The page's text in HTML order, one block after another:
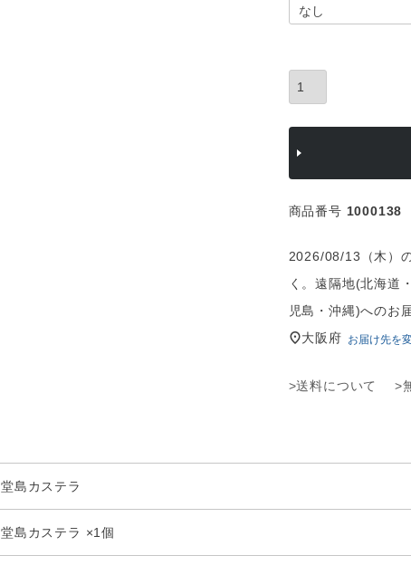
商品番号 1000138
2026/08/13（木）
く。遠隔地(北海道
児島・沖縄)へのお
大阪府 お届け先を
>送料について >
堂島カステラ
堂島カステラ ×1個